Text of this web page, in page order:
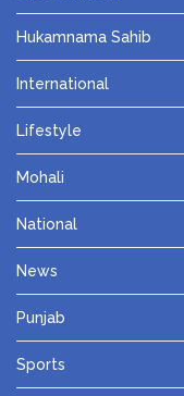
Hukamnama Sahib
International
Lifestyle
Mohali
National
News
Punjab
Sports